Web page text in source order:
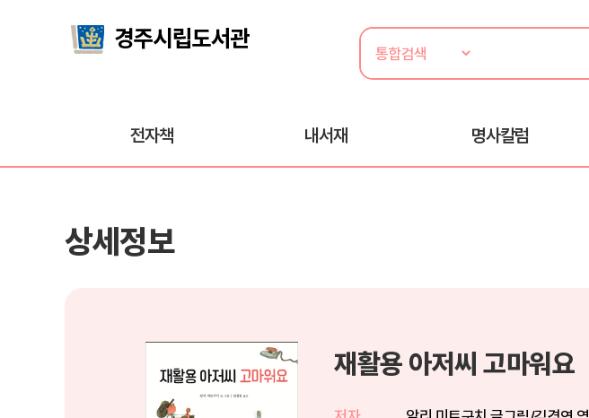
전자책 내서재 명사칼럼
상세정보
재활용 아저씨 고마워요